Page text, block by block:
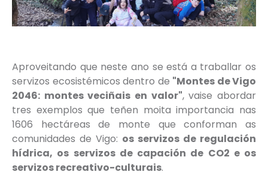
Aproveitando que neste ano se está a traballar os
servizos ecosistémicos dentro de "Montes de Vigo
2046: montes veciñais en valor", vaise abordar
tres exemplos que teñen moita importancia nas
1606 hectáreas de monte que conforman as
comunidades de Vigo: os servizos de regulación
hídrica, os servizos de capación de CO2 e os
servizos recreativo-culturais.